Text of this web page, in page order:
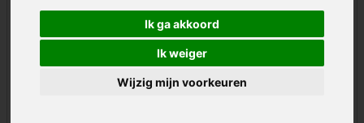
Ik ga akkoord
Ik weiger
Wijzig mijn voorkeuren